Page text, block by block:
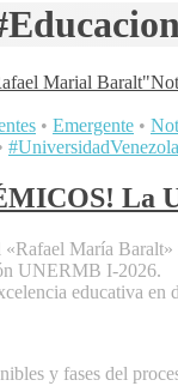
Marial Baralt"
• Emergente •
La
María
UNERMB I-2026.
educativa
y fases del